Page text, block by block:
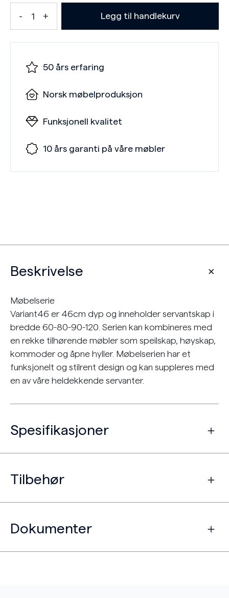
Legg til handlekurv
50 års erfaring
Norsk møbelproduksjon
Funksjonell kvalitet
10 års garanti på våre møbler
Beskrivelse
Møbelserie
Variant46 er 46cm dyp og inneholder servantskap i
bredde 60-80-90-120. Serien kan kombineres med
en rekke tilhørende møbler som speilskap, høyskap,
kommoder og åpne hyller. Møbelserien har et
funksjonelt og stilrent design og kan suppleres med
en av våre heldekkende servanter.
Spesifikasjoner
Tilbehør
Dokumenter